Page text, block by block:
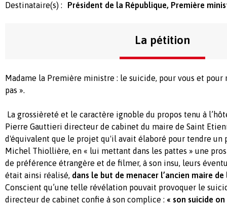
Destinataire(s) :
Président de la République, Première
La pétition
Madame la Première ministre : le suicide, pour vous et pour
pas ».
La grossièreté et le caractère ignoble du propos tenu à
Pierre Gauttieri directeur de cabinet du maire de Saint
d'équivalent que le projet qu'il avait élaboré pour tendre un
Michel Thiollière, en « lui mettant dans les pattes » une
de préférence étrangère et de filmer, à son insu, leurs
était ainsi réalisé, dans le but de menacer l’ancien maire
Conscient qu’une telle révélation pouvait provoquer le
directeur de cabinet confie à son complice : « son suicide on